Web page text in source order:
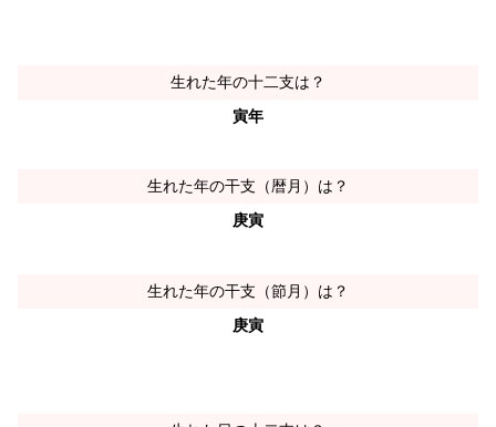
生れた年の十二支は？
寅年
生れた年の干支（暦月）は？
庚寅
生れた年の干支（節月）は？
庚寅